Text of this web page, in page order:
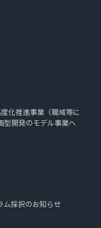
化推進事業（職域等に
型開発のモデル事業へ
ム採択のお知らせ